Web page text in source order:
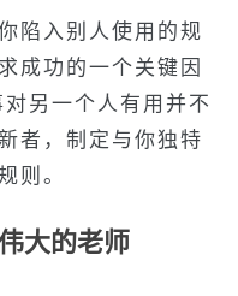
陷入别人使用的规
成功的一个关键因
另一个人有用并不
者，制定与你独特
则。
大的老师